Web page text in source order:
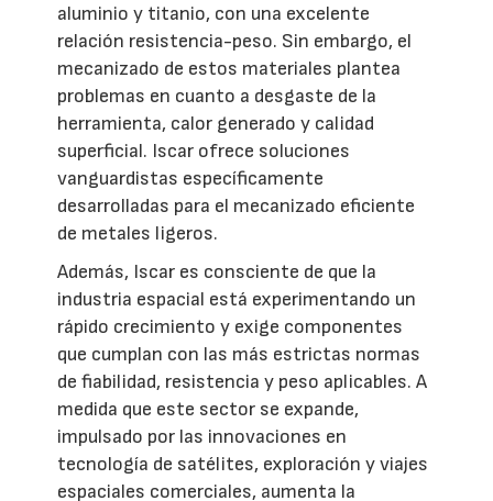
aluminio y titanio, con una excelente
relación resistencia-peso. Sin embargo, el
mecanizado de estos materiales plantea
problemas en cuanto a desgaste de la
herramienta, calor generado y calidad
superficial. Iscar ofrece soluciones
vanguardistas específicamente
desarrolladas para el mecanizado eficiente
de metales ligeros.
Además, Iscar es consciente de que la
industria espacial está experimentando un
rápido crecimiento y exige componentes
que cumplan con las más estrictas normas
de fiabilidad, resistencia y peso aplicables. A
medida que este sector se expande,
impulsado por las innovaciones en
tecnología de satélites, exploración y viajes
espaciales comerciales, aumenta la